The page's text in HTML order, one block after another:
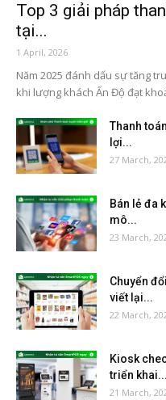
Top 3 giải pháp
tại...
1 April, 2026
Năm 2025 đánh dấu sự tăng
khi lượng khách Ấn Độ đạt
Thanh
lợi...
27 March,
Bán lẻ đa
mô...
23 March,
Chuyển
viết lại...
22 March,
Kiosk
triển khai...
21 March,